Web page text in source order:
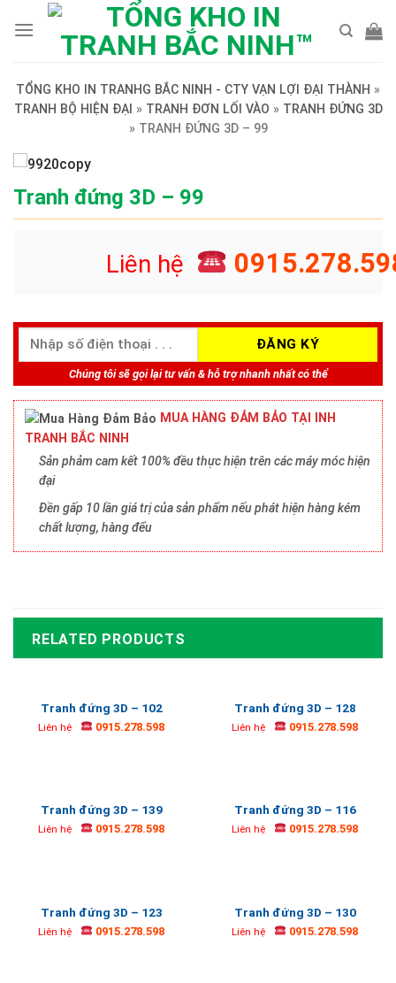
TỔNG KHO IN TRANHG BẮC NINH - CTY VẠN LỢI ĐẠI THÀNH »
TRANH BỘ HIỆN ĐẠI » TRANH ĐƠN LỐI VÀO » TRANH ĐỨNG 3D
» TRANH ĐỨNG 3D – 99
Tranh đứng 3D – 99
Liên hệ
Chúng tôi sẽ gọi lại tư vấn & hỗ trợ nhanh nhất có thể
MUA HÀNG ĐẢM BẢO TẠI INH
TRANH BẮC NINH
Sản phảm cam kết 100% đều thực hiện trên các máy móc hiện
đại
Đền gấp 10 lần giá trị của sản phẩm nếu phát hiện hàng kém
chất lượng, hàng đểu
RELATED PRODUCTS
Tranh đứng 3D – 102
Liên hệ 0915.278.598
Tranh đứng 3D – 128
Liên hệ 0915.278.598
Tranh đứng 3D – 139
Liên hệ 0915.278.598
Tranh đứng 3D – 116
Liên hệ 0915.278.598
Tranh đứng 3D – 123
Liên hệ 0915.278.598
Tranh đứng 3D – 130
Liên hệ 0915.278.598